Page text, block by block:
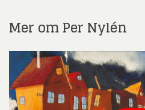
Mer om Per Nylén